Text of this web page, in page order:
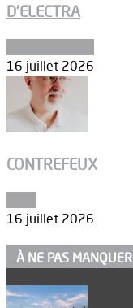
D’ELECTRA
16 juillet 2026
CONTREFEUX
16 juillet 2026
À NE PAS MANQUER